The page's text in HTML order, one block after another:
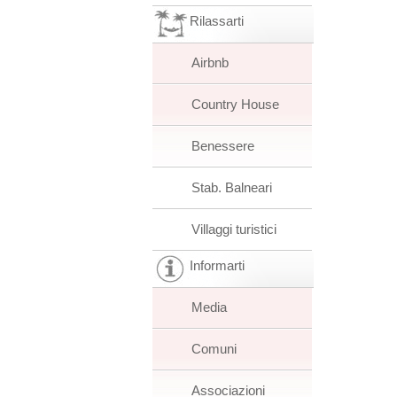
Rilassarti
Airbnb
Country House
Benessere
Stab. Balneari
Villaggi turistici
Informarti
Media
Comuni
Associazioni